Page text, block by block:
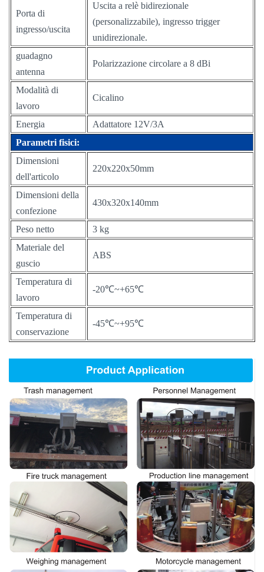
Porta di
ingresso/uscita
Uscita a relè bidirezionale
(personalizzabile), ingresso trigger
unidirezionale.
guadagno
antenna
Polarizzazione circolare a 8 dBi
Modalità di
lavoro
Cicalino
Energia
Adattatore 12V/3A
Parametri fisici:
Dimensioni
dell'articolo
220x220x50mm
Dimensioni della
confezione
430x320x140mm
Peso netto
3 kg
Materiale del
guscio
ABS
Temperatura di
lavoro
-20℃~+65℃
Temperatura di
conservazione
-45℃~+95℃